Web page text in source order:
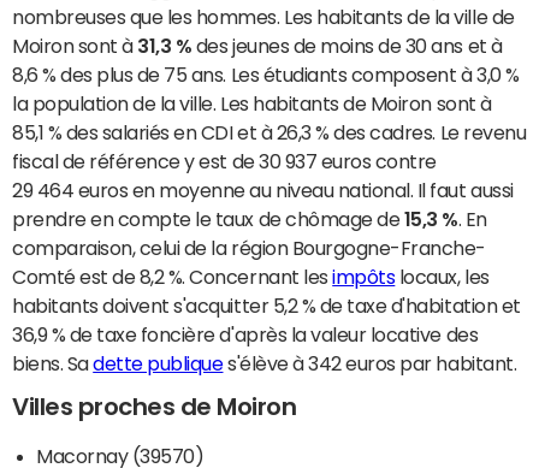
nombreuses que les hommes. Les habitants de la ville de
Moiron sont à 31,3 % des jeunes de moins de 30 ans et à
8,6 % des plus de 75 ans. Les étudiants composent à 3,0 %
la population de la ville. Les habitants de Moiron sont à
85,1 % des salariés en CDI et à 26,3 % des cadres. Le revenu
fiscal de référence y est de 30 937 euros contre
29 464 euros en moyenne au niveau national. Il faut aussi
prendre en compte le taux de chômage de15,3 % . En
comparaison, celui de la région Bourgogne-Franche-
Comté est de 8,2 %. Concernant lesimpôtslocaux, les
habitants doivent s'acquitter 5,2 % de taxe d'habitation et
36,9 % de taxe foncière d'après la valeur locative des
biens. Sadette publiques'élève à 342 euros par habitant.
Villes proches de Moiron
Macornay (39570)